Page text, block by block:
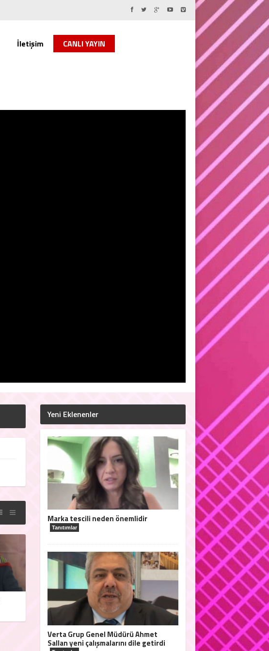
İletişim CANLI YAYIN
Yeni Eklenenler
Marka tescili neden önemlidir
Tanıtımlar
Verta Grup Genel Müdürü Ahmet
Sallan yeni çalışmalarını dile getirdi